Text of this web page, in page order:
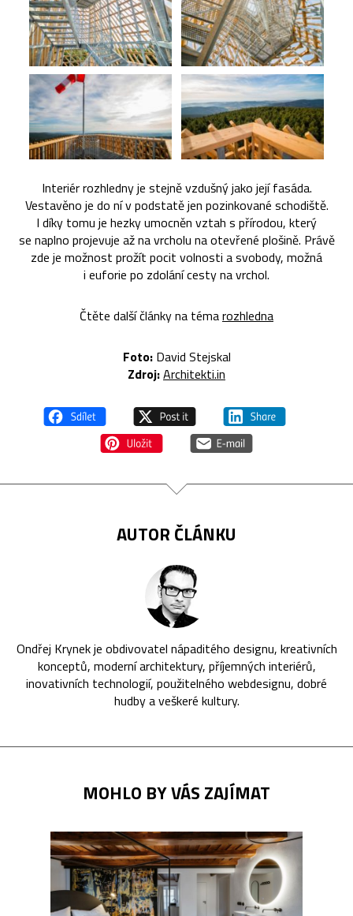
Interiér rozhledny je stejně vzdušný jako její fasáda.
Vestavěno je do ní v podstatě jen pozinkované schodiště.
I díky tomu je hezky umocněn vztah s přírodou, který
se naplno projevuje až na vrcholu na otevřené plošině. Právě
zde je možnost prožít pocit volnosti a svobody, možná
i euforie po zdolání cesty na vrchol.
Čtěte další články na témarozhledna
Foto:David Stejskal
Zdroj:Architekti.in
AUTOR ČLÁNKU
Ondřej Krynek je obdivovatel nápaditého designu, kreativních
konceptů, moderní architektury, příjemných interiérů,
inovativních technologií, použitelného webdesignu, dobré
hudby a veškeré kultury.
MOHLO BY VÁS ZAJÍMAT